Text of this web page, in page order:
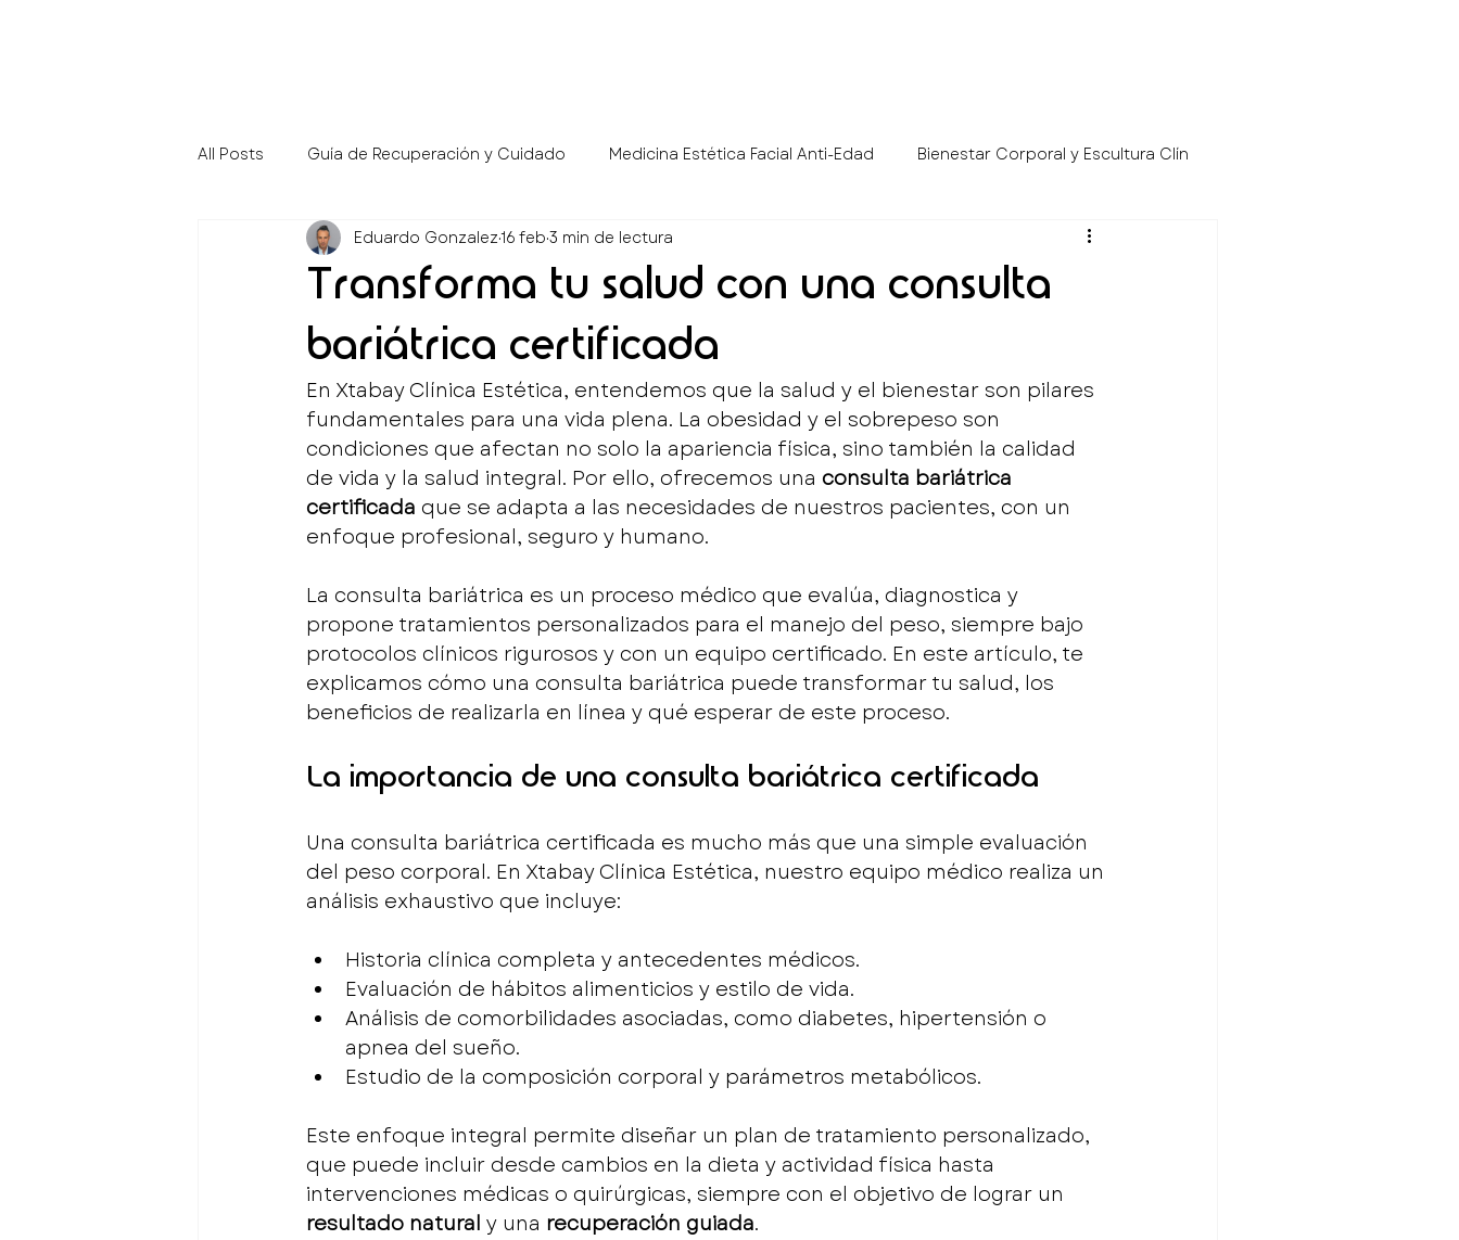
All Posts Guía de Recuperación y Cuidado Medicina Estética Facial Anti-Edad Bienestar Corporal y Escultura Clín
Medicina Preventiva y Anti-Aging Estética Masculina Médica
Transforma tu salud con una consulta
bariátrica certificada
Eduardo Gonzalez16 feb 3 min de lectura
En Xtabay Clínica Estética, entendemos que la salud y el bienestar son pilares
fundamentales para una vida plena. La obesidad y el sobrepeso son
condiciones que afectan no solo la apariencia física, sino también la calidad
de vida y la salud integral. Por ello, ofrecemos una consulta bariátrica
certificada que se adapta a las necesidades de nuestros pacientes, con un
enfoque profesional, seguro y humano.
La consulta bariátrica es un proceso médico que evalúa, diagnostica y
propone tratamientos personalizados para el manejo del peso, siempre bajo
protocolos clínicos rigurosos y con un equipo certificado. En este artículo, te
explicamos cómo una consulta bariátrica puede transformar tu salud, los
beneficios de realizarla en línea y qué esperar de este proceso.
La importancia de una consulta bariátrica certificada
Una consulta bariátrica certificada es mucho más que una simple evaluación
del peso corporal. En Xtabay Clínica Estética, nuestro equipo médico realiza un
análisis exhaustivo que incluye:
Historia clínica completa y antecedentes médicos.
Evaluación de hábitos alimenticios y estilo de vida.
Análisis de comorbilidades asociadas, como diabetes, hipertensión o
apnea del sueño.
Estudio de la composición corporal y parámetros metabólicos.
Este enfoque integral permite diseñar un plan de tratamiento personalizado,
que puede incluir desde cambios en la dieta y actividad física hasta
intervenciones médicas o quirúrgicas, siempre con el objetivo de lograr un
resultado natural y una recuperación guiada.